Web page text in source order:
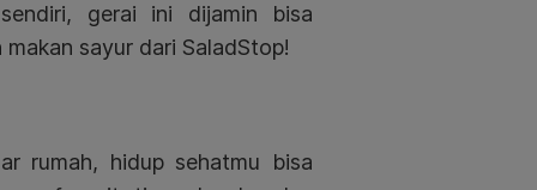
gerai ini dijamin bisa
sayur dari SaladStop!
rumah, hidup sehatmu bisa